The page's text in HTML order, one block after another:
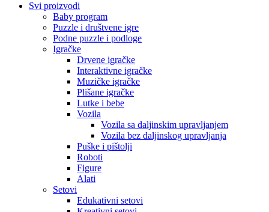
Svi proizvodi
Baby program
Puzzle i društvene igre
Podne puzzle i podloge
Igračke
Drvene igračke
Interaktivne igračke
Muzičke igračke
Plišane igračke
Lutke i bebe
Vozila
Vozila sa daljinskim upravljanjem
Vozila bez daljinskog upravljanja
Puške i pištolji
Roboti
Figure
Alati
Setovi
Edukativni setovi